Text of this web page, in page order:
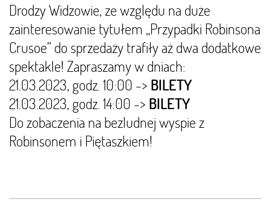
Drodzy Widzowie, ze względu na duże
zainteresowanie tytułem „Przypadki Robinsona
Crusoe” do sprzedaży trafiły aż dwa dodatkowe
spektakle! Zapraszamy w dniach:
21.03.2023, godz. 10:00 -> BILETY
21.03.2023, godz. 14:00 -> BILETY
Do zobaczenia na bezludnej wyspie z
Robinsonem i Piętaszkiem!